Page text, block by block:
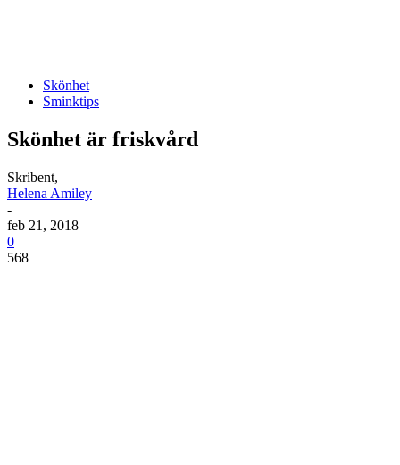
Skönhet
Sminktips
Skönhet är friskvård
Skribent,
Helena Amiley
-
feb 21, 2018
0
568